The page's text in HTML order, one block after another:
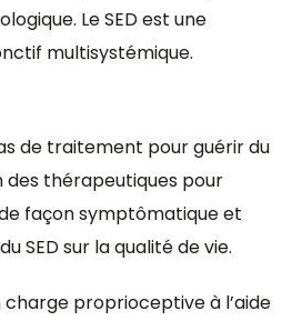
Le SED est une
multisystémique.
de traitement pour guérir du
des thérapeutiques pour
façon symptômatique et
SED sur la qualité de vie.
charge proprioceptive à l’aide